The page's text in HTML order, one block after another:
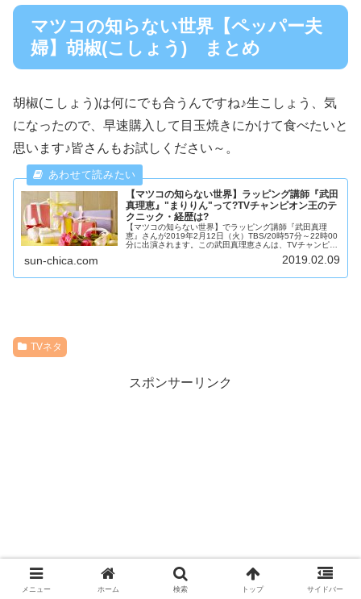
マツコの知らない世界【ペッパー夫
婦】胡椒(こしょう) まとめ
胡椒(こしょう)は何にでも合うんですね♪生こしょう、気
になったので、早速購入して目玉焼きにかけて食べたいと
思います♪皆さんもお試しください～。
【マツコの知らない世界】ラッピング講師『武田
真理恵』"まりりん"って?TVチャンピオン王のテ
クニック・経歴は?
【マツコの知らない世界】でラッピング講師『武田真理
恵』さんが2019年2月12日（火）TBS/20時57分～22時00
分に出演されます。この武田真理恵さんは、TVチャンピオ
sun-chica.com 2019.02.09
TVネタ
スポンサーリンク
メニュー ホーム 検索 トップ サイドバー